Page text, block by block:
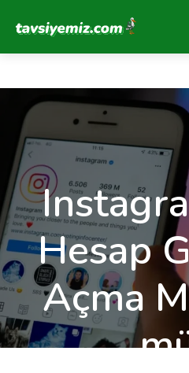
Tavsiyemiz Anasayfa
Hesap
Açma